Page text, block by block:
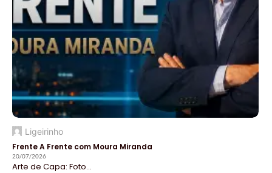
Ligeirinho
Frente A Frente com Moura Miranda
20/07/2026
Arte de Capa: Foto...